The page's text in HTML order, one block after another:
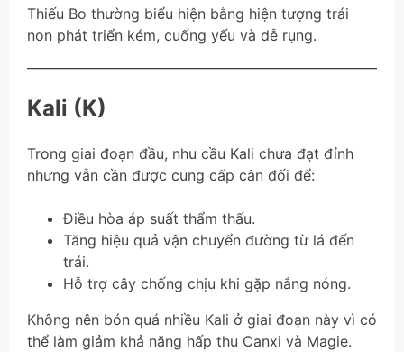
Thiếu Bo thường biểu hiện bằng hiện tượng trái
non phát triển kém, cuống yếu và dễ rụng.
Kali (K)
Trong giai đoạn đầu, nhu cầu Kali chưa đạt đỉnh
nhưng vẫn cần được cung cấp cân đối để:
Điều hòa áp suất thẩm thấu.
Tăng hiệu quả vận chuyển đường từ lá đến
trái.
Hỗ trợ cây chống chịu khi gặp nắng nóng.
Không nên bón quá nhiều Kali ở giai đoạn này vì có
thể làm giảm khả năng hấp thu Canxi và Magie.